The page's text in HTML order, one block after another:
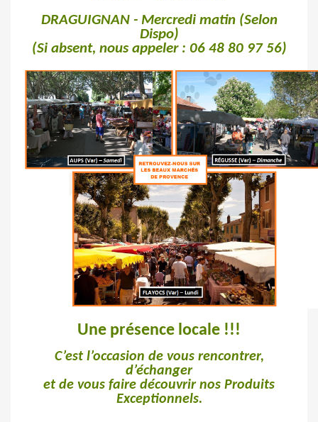
DRAGUIGNAN - Mercredi matin (Selon
Dispo)
(Si absent, nous appeler : 06 48 80 97 56)
Une présence locale !!!
C’est l’occasion de vous rencontrer,
d’échanger
et de vous faire découvrir nos Produits
Exceptionnels.